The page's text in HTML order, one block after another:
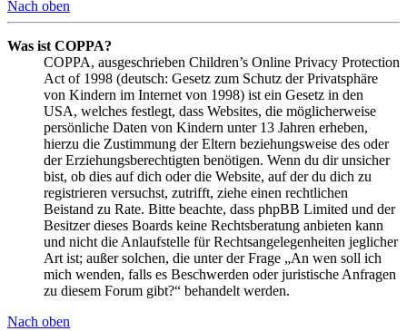
Nach oben
Was ist COPPA?
COPPA, ausgeschrieben Children’s Online Privacy Protection
Act of 1998 (deutsch: Gesetz zum Schutz der Privatsphäre
von Kindern im Internet von 1998) ist ein Gesetz in den
USA, welches festlegt, dass Websites, die möglicherweise
persönliche Daten von Kindern unter 13 Jahren erheben,
hierzu die Zustimmung der Eltern beziehungsweise des oder
der Erziehungsberechtigten benötigen. Wenn du dir unsicher
bist, ob dies auf dich oder die Website, auf der du dich zu
registrieren versuchst, zutrifft, ziehe einen rechtlichen
Beistand zu Rate. Bitte beachte, dass phpBB Limited und der
Besitzer dieses Boards keine Rechtsberatung anbieten kann
und nicht die Anlaufstelle für Rechtsangelegenheiten jeglicher
Art ist; außer solchen, die unter der Frage „An wen soll ich
mich wenden, falls es Beschwerden oder juristische Anfragen
zu diesem Forum gibt?“ behandelt werden.
Nach oben